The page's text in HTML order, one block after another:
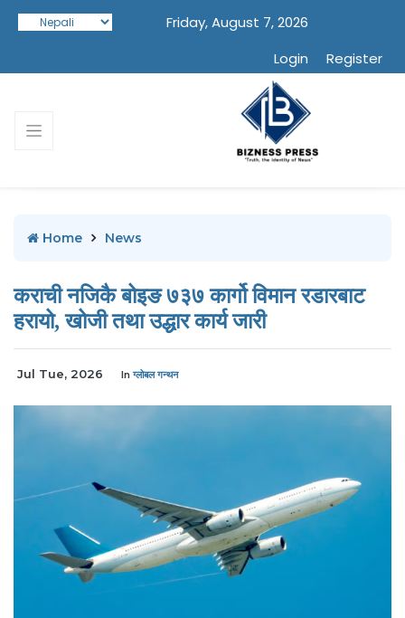
Friday, August 7, 2026
Login
Register
Home News
कराची नजिकै बोइङ ७३७ कार्गो विमान रडारबाट
हरायो, खोजी तथा उद्धार कार्य जारी
Jul Tue, 2026 In ग्लोबल गन्थन